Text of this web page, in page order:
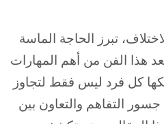
تبرز الحاجة الماسة
هذا الفن من أهم المهارات
كل فرد ليس فقط لتجاوز
جسور التفاهم والتعاون بين